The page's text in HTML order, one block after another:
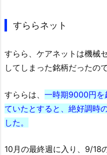
すららネット
すらら、ケアネットは機械
してしまった銘柄だったの
すららは、 一時期9000円を
ていたとすると、絶好調時
した。
10月の最終週に入り、9/18